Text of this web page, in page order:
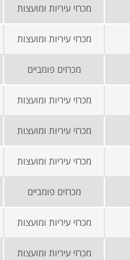
מכרזי עיריות ומועצות
מכרזי עיריות ומועצות
מכרזים פומביים
מכרזי עיריות ומועצות
מכרזי עיריות ומועצות
מכרזי עיריות ומועצות
מכרזים פומביים
מכרזי עיריות ומועצות
מכרזי עיריות ומועצות